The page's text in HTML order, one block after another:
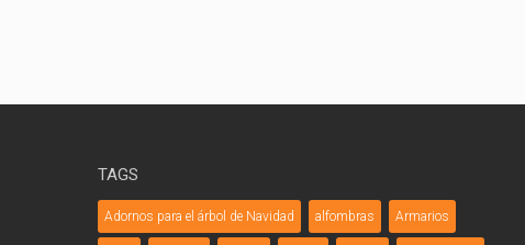
TAGS
Adornos para el árbol de Navidad alfombras Armarios